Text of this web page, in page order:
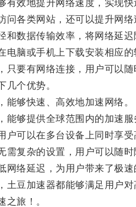
效地提升网络速度，实现快
各类网站，还可以提升网络
数据传输效率，将网络延迟
或手机上下载安装相应的
有网络连接，用户可以随
个优势。
够快速、高效地加速网络。
够提供全球范围内的加速服
可以在多台设备上同时享受
复杂的设置，用户可以随时
络延迟，为用户带来了极速
加速器都能够满足用户对
旅！。